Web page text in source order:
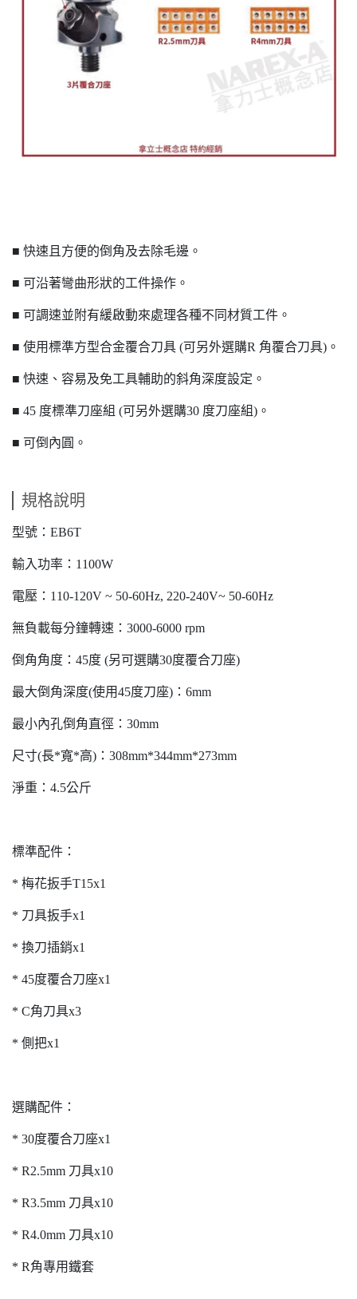
■ 快速且方便的倒角及去除毛邊。
■ 可沿著彎曲形狀的工件操作。
■ 可調速並附有緩啟動來處理各種不同材質工件。
■ 使用標準方型合金覆合刀具 (可另外選購R 角覆合刀具)。
■ 快速、容易及免工具輔助的斜角深度設定。
■ 45 度標準刀座組 (可另外選購30 度刀座組)。
■ 可倒內圓。
規格說明
型號：EB6T
輸入功率：1100W
電壓：110-120V ~ 50-60Hz, 220-240V~ 50-60Hz
無負載每分鐘轉速：3000-6000 rpm
倒角角度：45度 (另可選購30度覆合刀座)
最大倒角深度(使用45度刀座)：6mm
最小內孔倒角直徑：30mm
尺寸(長*寬*高)：308mm*344mm*273mm
淨重：4.5公斤
標準配件：
* 梅花扳手T15x1
* 刀具扳手x1
* 換刀插銷x1
* 45度覆合刀座x1
* C角刀具x3
* 側把x1
選購配件：
* 30度覆合刀座x1
* R2.5mm 刀具x10
* R3.5mm 刀具x10
* R4.0mm 刀具x10
* R角專用鐵套